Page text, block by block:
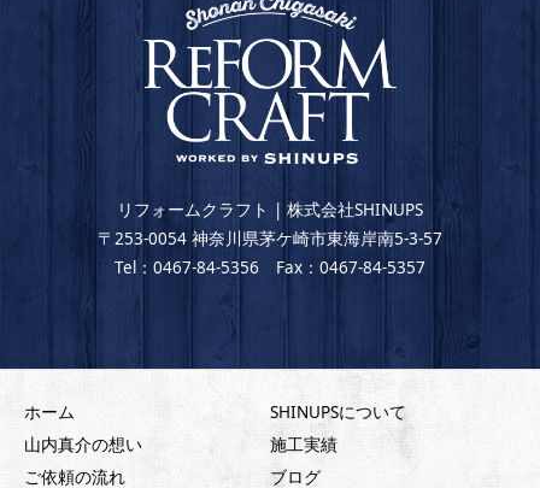
リフォームクラフト | 株式会社SHINUPS
〒253-0054 神奈川県茅ケ崎市東海岸南5-3-57
Tel：0467-84-5356 Fax：0467-84-5357
ホーム
SHINUPSについて
山内真介の想い
施工実績
ご依頼の流れ
ブログ